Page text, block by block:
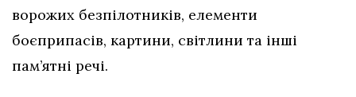
ворожих безпілотників, елементи
боєприпасів, картини, світлини та інші
пам’ятні речі.